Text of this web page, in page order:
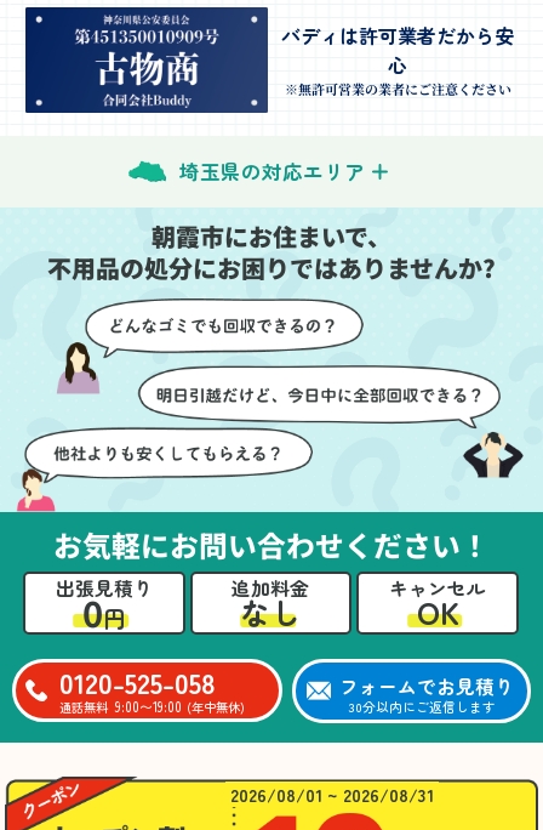
んが手際よく片付けてく
れたので、部屋が驚くほ
どスッキリしました。自
分では手が回らなかった
場所も含め、プロの力を
特に、物が散乱していた
イテムの仕分けを迅速か
つ丁寧に対応していただ
けたのがありがたかった
です。家族それぞれが必
要なものを確認しながら
進めることができ、安心
感を持って作業をお任せ
できました。さらに、作
業終了後には部屋全体を
清掃していただき、まる
で新しい家のような清潔
感に感動しました。
きました。
当日は2名のスタッフが来
てくださり、作業の流れ
ちらも安心感を持って作
壁や床を傷つけないよう
に細心の注意を払ってい
ただき、家全体がスムー
ズに片付いていくのがと
ても嬉しかったです。作
業が終わった後には、こ
ちらからお願いしなくて
も部屋を簡単に清掃して
いただけたのも好印象で
した。
いても教えていただき、
今後の片付けにも役立つ
知識が増えました。また
何かあれば、ぜひお願い
心のこもったサービスを
ありがとうございまし
た。
バディは許可業者だから安
心
※無許可営業の業者にご注意ください
埼玉県の対応エリア
朝霞市にお住まいで、
不用品の処分にお困りではありませんか?
お気軽にお問い合わせください！
出張見積り
0円
追加料金
なし
キャンセル
OK
0120-525-058
通話無料 9:00〜19:00 (年中無休)
フォームでお見積り
30分以内にご返信します
2026/08/01 ~ 2026/08/31